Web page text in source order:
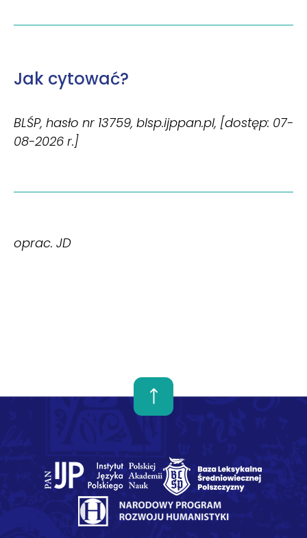
Jak cytować?
BLŚP, hasło nr 13759, blsp.ijppan.pl, [dostęp: 07-
08-2026 r.]
oprac. JD